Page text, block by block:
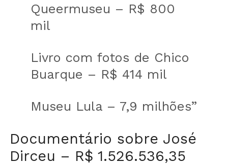
Queermuseu – R$ 800
mil
Livro com fotos de Chico
Buarque – R$ 414 mil
Museu Lula – 7,9 milhões”
Documentário sobre José
Dirceu – R$ 1.526.536,35